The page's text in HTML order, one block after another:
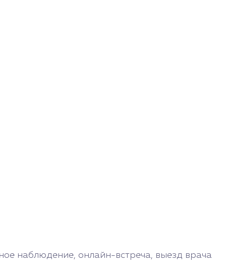
наблюдение, онлайн-встреча, выезд врача